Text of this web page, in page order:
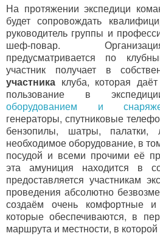
На протяжении экспедици
будет сопровождать
руководитель группы и
шеф-повар.
предусматривается по
участник получает в
участника клуба, которая
пользование в
оборудованием и
генераторы, спутниковые
бензопилы, шатры,
необходимое оборудование, в
посудой и всеми прочими её
эта амуниция находится в
предоставляется участникам
проведения абсолютно
создаём очень комфортные и
которые обеспечиваются, в
маршрута и местности, в